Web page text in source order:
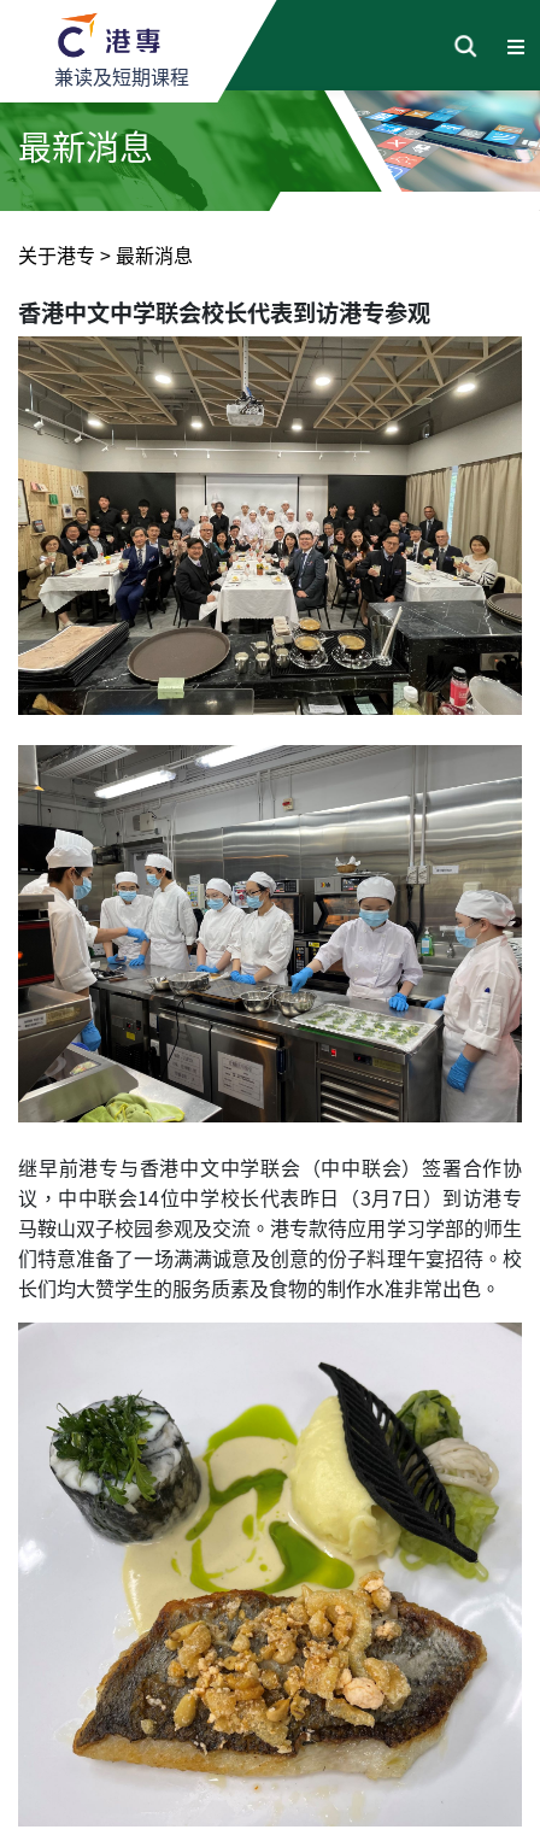
兼读及短期课程
最新消息
关于港专 > 最新消息
香港中文中学联会校长代表到访港专参观
继早前港专与香港中文中学联会（中中联会）签署合作协
议，中中联会14位中学校长代表昨日（3月7日）到访港专
马鞍山双子校园参观及交流。港专款待应用学习学部的师生
们特意准备了一场满满诚意及创意的份子料理午宴招待。校
长们均大赞学生的服务质素及食物的制作水准非常出色。